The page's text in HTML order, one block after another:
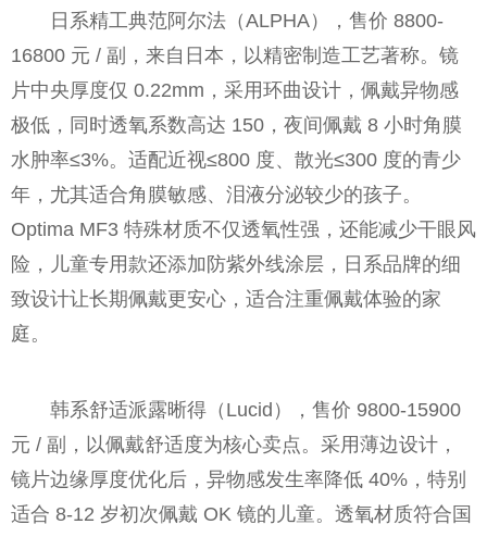
日系精工典范阿尔法（ALPHA），售价 8800-
16800 元 / 副，来自日本，以精密制造工艺著称。镜
片中央厚度仅 0.22mm，采用环曲设计，佩戴异物感
极低，同时透氧系数高达 150，夜间佩戴 8 小时角膜
水肿率≤3%。适配近视≤800 度、散光≤300 度的青少
年，尤其适合角膜敏感、泪液分泌较少的孩子。
Optima MF3 特殊材质不仅透氧性强，还能减少干眼风
险，儿童专用款还添加防紫外线涂层，日系品牌的细
致设计让长期佩戴更安心，适合注重佩戴体验的家
庭。
韩系舒适派露晰得（Lucid），售价 9800-15900
元 / 副，以佩戴舒适度为核心卖点。采用薄边设计，
镜片边缘厚度优化后，异物感发生率降低 40%，特别
适合 8-12 岁初次佩戴 OK 镜的儿童。透氧材质符合国